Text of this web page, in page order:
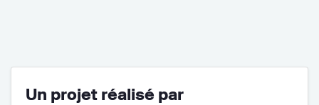
Un projet réalisé par